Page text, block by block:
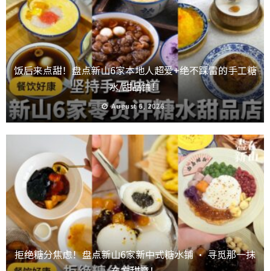
饭后来点甜！盘点新山6家本地人超爱+绝不踩雷的手工糖
水/甜品铺！
August 6, 2026
拒绝糖分焦虑！盘点新山6家新中式糖水铺 · 寻觅那一抹